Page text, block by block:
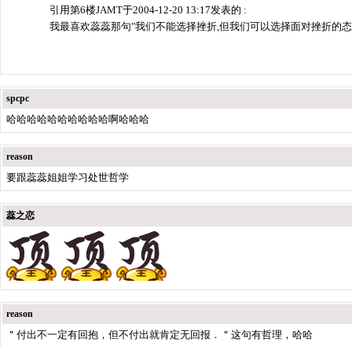
引用第6楼JAMT于2004-12-20 13:17发表的 :
我最喜欢蕊蕊那句"我们不能选择挫折,但我们可以选择面对挫折的
spcpc
哈哈哈哈哈哈哈哈哈哈啊哈哈哈
reason
要跟蕊蕊姐姐学习处世哲学
蕊之恋
reason
＂付出不一定有回抱，但不付出就肯定无回报．＂这句有哲理，哈哈